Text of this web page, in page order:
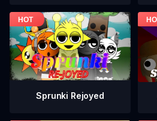
Sprunki Rejoyed